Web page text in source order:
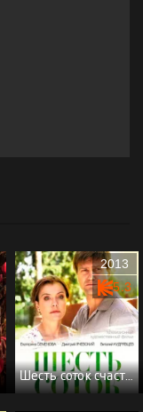
Шесть соток счастья
2013
5.3